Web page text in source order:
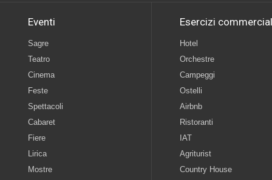
Eventi
Sagre
Teatro
Cinema
Feste
Spettacoli
Cabaret
Fiere
Lirica
Mostre
Esercizi
Hotel
Orchestre
Campeggi
Ostelli
Airbnb
Ristoranti
IAT
Agriturist
Country House